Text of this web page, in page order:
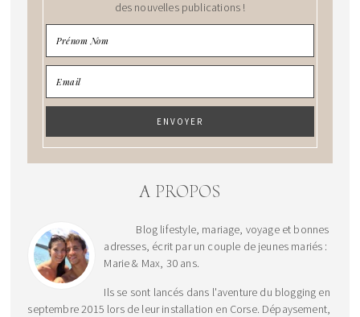
des nouvelles publications !
A PROPOS
Blog lifestyle, mariage, voyage et bonnes
adresses, écrit par un couple de jeunes mariés :
Marie & Max, 30 ans.
Ils se sont lancés dans l'aventure du blogging en
septembre 2015 lors de leur installation en Corse. Dépaysement,